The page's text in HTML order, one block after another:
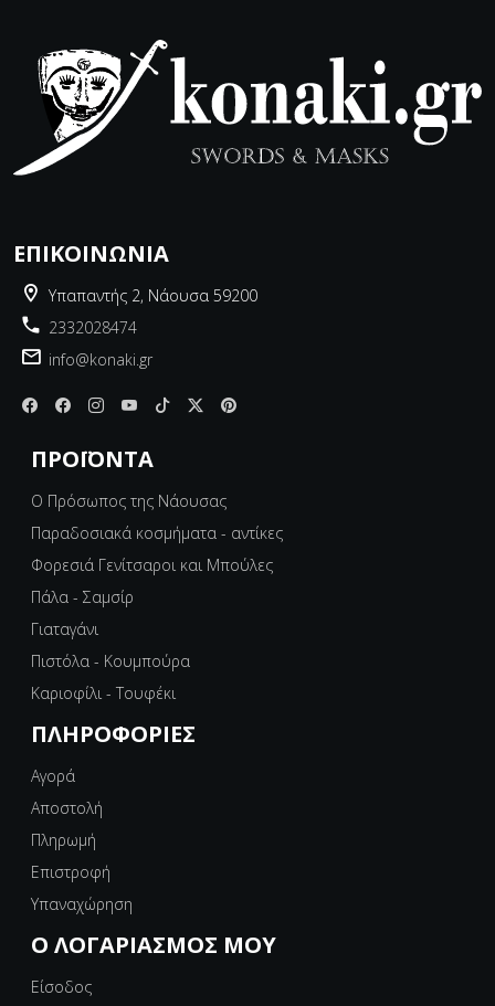
ΕΠΙΚΟΙΝΩΝΊΑ
Υπαπαντής 2, Νάουσα 59200
2332028474
info@konaki.gr
ΠΡΟΪΌΝΤΑ
Ο Πρόσωπος της Νάουσας
Παραδοσιακά κοσμήματα - αντίκες
Φορεσιά Γενίτσαροι και Μπούλες
Πάλα - Σαμσίρ
Γιαταγάνι
Πιστόλα - Κουμπούρα
Καριοφίλι - Τουφέκι
ΠΛΗΡΟΦΟΡΊΕΣ
Αγορά
Αποστολή
Πληρωμή
Επιστροφή
Υπαναχώρηση
Ο ΛΟΓΑΡΙΑΣΜΌΣ ΜΟΥ
Είσοδος